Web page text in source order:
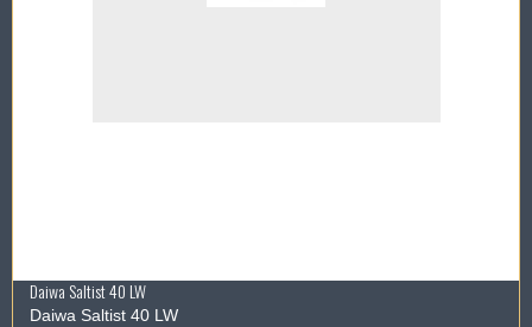
Daiwa Saltist 40 LW
Daiwa Saltist 40 LW